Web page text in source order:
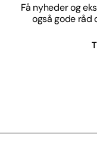
Få nyheder og
også gode råd